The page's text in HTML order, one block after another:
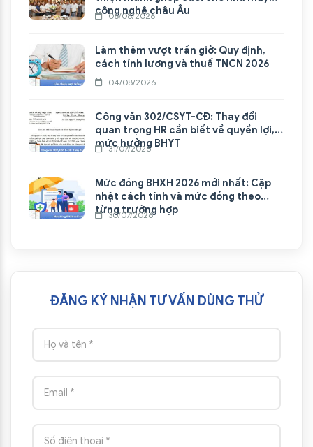
công nghệ châu Âu
06/08/2026
Làm thêm vượt trần giờ: Quy định,
cách tính lương và thuế TNCN 2026
04/08/2026
Công văn 302/CSYT-CĐ: Thay đổi
quan trọng HR cần biết về quyền lợi,
mức hưởng BHYT
31/07/2026
Mức đóng BHXH 2026 mới nhất: Cập
nhật cách tính và mức đóng theo
từng trường hợp
30/07/2026
ĐĂNG KÝ NHẬN TƯ VẤN DÙNG THỬ